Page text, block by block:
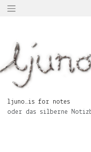
Springe
×
ljuno…
for
notes
ljuno…is for notes
oder das silberne